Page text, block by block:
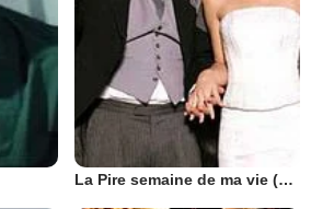
La Pire semaine de ma vie (UK)